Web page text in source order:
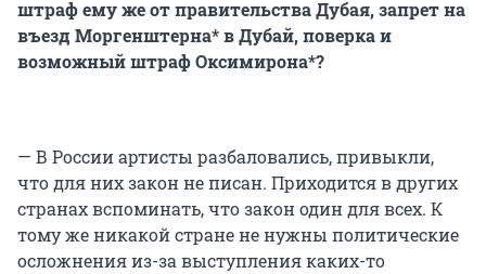
штраф ему же от правительства Дубая, запрет на
въезд Моргенштерна* в Дубай, поверка и
возможный штраф Оксимирона*?
— В России артисты разбаловались, привыкли,
что для них закон не писан. Приходится в других
странах вспоминать, что закон один для всех. К
тому же никакой стране не нужны политические
осложнения из-за выступления каких-то